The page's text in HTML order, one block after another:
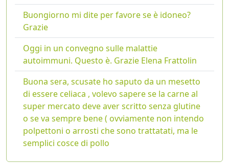
Buongiorno mi dite per favore se è idoneo?
Grazie
Oggi in un convegno sulle malattie
autoimmuni. Questo è. Grazie Elena Frattolin
Buona sera, scusate ho saputo da un mesetto
di essere celiaca , volevo sapere se la carne al
super mercato deve aver scritto senza glutine
o se va sempre bene ( ovviamente non intendo
polpettoni o arrosti che sono trattatati, ma le
semplici cosce di pollo